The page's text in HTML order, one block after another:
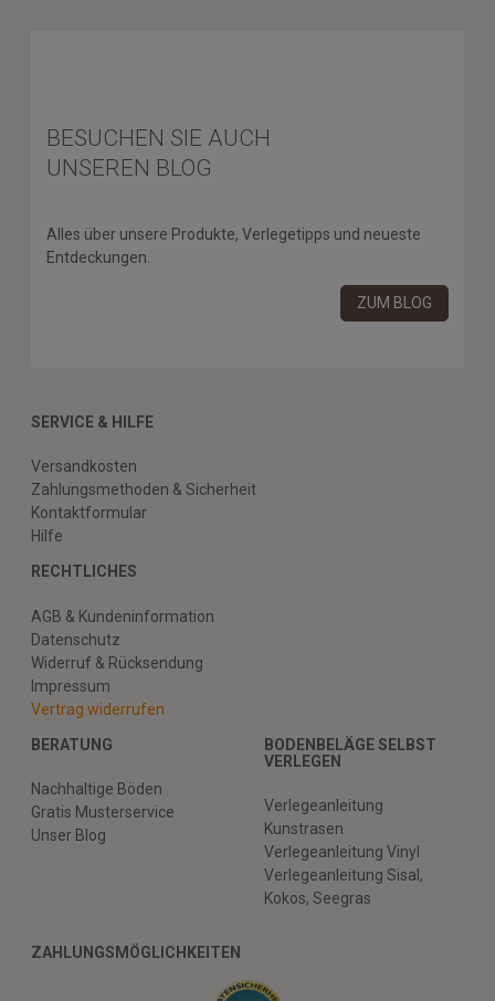
BESUCHEN SIE AUCH
UNSEREN BLOG
Alles über unsere Produkte, Verlegetipps und neueste
Entdeckungen.
ZUM BLOG
SERVICE & HILFE
Versandkosten
Zahlungsmethoden & Sicherheit
Kontaktformular
Hilfe
RECHTLICHES
AGB & Kundeninformation
Datenschutz
Widerruf & Rücksendung
Impressum
Vertrag widerrufen
BERATUNG
Nachhaltige Böden
Gratis Musterservice
Unser Blog
BODENBELÄGE SELBST
VERLEGEN
Verlegeanleitung
Kunstrasen
Verlegeanleitung Vinyl
Verlegeanleitung Sisal,
Kokos, Seegras
ZAHLUNGSMÖGLICHKEITEN